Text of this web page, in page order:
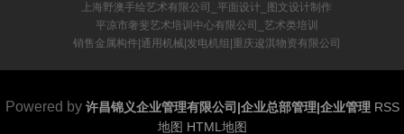
上海野澳手绘艺术有限公司_平面设计_图文设计制作
平凉市奢斐艺术培训中心有限公司_艺术类培训
销售金属构件|通用机械|发电机组|重庆逡淇物资有限公司
Powered by 许昌锦义企业管理有限公司|企业总部管理|企业管理 RSS
地图 HTML地图